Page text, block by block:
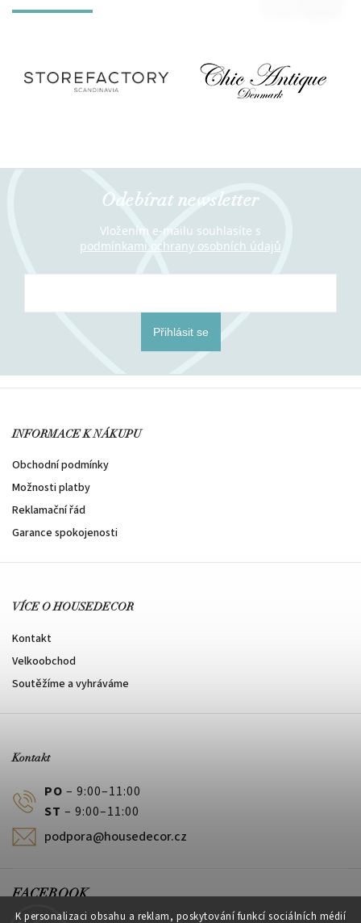
K personalizaci obsahu a reklam, poskytování funkcí sociálních médií
Odebírat newsletter
Vložením e-mailu souhlasíte s
podmínkami ochrany osobních údajů
Přihlásit se
INFORMACE K NÁKUPU
Obchodní podmínky
Možnosti platby
Reklamační řád
Garance spokojenosti
VÍCE O HOUSEDECOR
Kontakt
Velkoobchod
Soutěžíme a vyhráváme
Kontakt
PO – 9:00–11:00
ST – 9:00–11:00
podpora@housedecor.cz
FACEBOOK